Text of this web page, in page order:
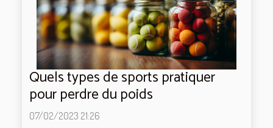
Quels types de sports pratiquer
pour perdre du poids
07/02/2023 21:26